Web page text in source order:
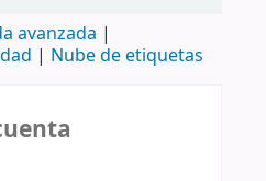
avanzada
Nube de etiquetas